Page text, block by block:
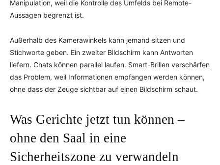
Manipulation, weil die Kontrolle des Umfelds bei Remote-
Aussagen begrenzt ist.
Außerhalb des Kamerawinkels kann jemand sitzen und
Stichworte geben. Ein zweiter Bildschirm kann Antworten
liefern. Chats können parallel laufen. Smart-Brillen verschärfen
das Problem, weil Informationen empfangen werden können,
ohne dass der Zeuge sichtbar auf einen Bildschirm schaut.
Was Gerichte jetzt tun können –
ohne den Saal in eine
Sicherheitszone zu verwandeln